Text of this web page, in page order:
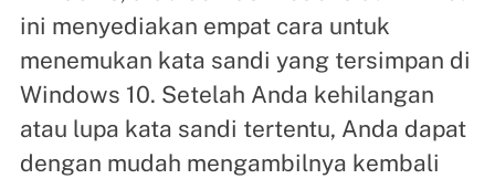
ini menyediakan empat cara untuk
menemukan kata sandi yang tersimpan di
Windows 10. Setelah Anda kehilangan
atau lupa kata sandi tertentu, Anda dapat
dengan mudah mengambilnya kembali